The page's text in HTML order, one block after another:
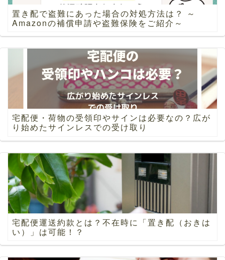
置き配で盗難にあった場合の対処方法は？ ～
Amazonの補償申請や盗難保険をご紹介～
宅配便・荷物の受領印やサインは必要なの？広が
り始めたサインレスでの受け取り
宅配便運送約款とは？不在時に「置き配（おきは
い）」は可能！？